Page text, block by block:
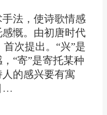
法，使诗歌情感
慨。由初唐时代
次提出。“兴”是
“寄”是寄托某种
的感兴要有寓
…